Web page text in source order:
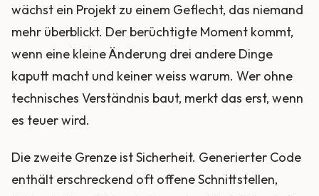
wächst ein Projekt zu einem Geflecht, das niemand
mehr überblickt. Der berüchtigte Moment kommt,
wenn eine kleine Änderung drei andere Dinge
kaputt macht und keiner weiss warum. Wer ohne
technisches Verständnis baut, merkt das erst, wenn
es teuer wird.
Die zweite Grenze ist Sicherheit. Generierter Code
enthält erschreckend oft offene Schnittstellen,